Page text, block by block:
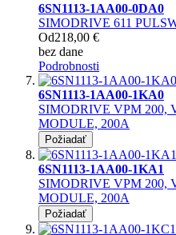
6SN1113-1AA00-0DA0
SIMODRIVE 611
Od218,00 €
bez dane
Podrobnosti
6SN1113-1AA00-1KA0
SIMODRIVE VPM 200,
MODULE, 200A
Požiadať
6SN1113-1AA00-1KA1
SIMODRIVE VPM 200,
MODULE, 200A
Požiadať